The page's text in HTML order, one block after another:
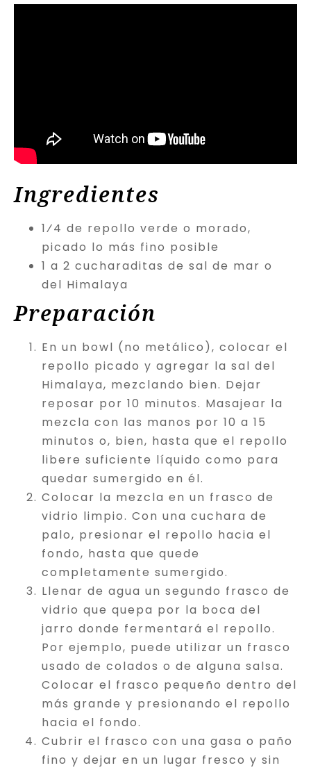
Ingredientes
1⁄4 de repollo verde o morado,
picado lo más fino posible
1 a 2 cucharaditas de sal de mar o
del Himalaya
Preparación
En un bowl (no metálico), colocar el
repollo picado y agregar la sal del
Himalaya, mezclando bien. Dejar
reposar por 10 minutos. Masajear la
mezcla con las manos por 10 a 15
minutos o, bien, hasta que el repollo
libere suficiente líquido como para
quedar sumergido en él.
Colocar la mezcla en un frasco de
vidrio limpio. Con una cuchara de
palo, presionar el repollo hacia el
fondo, hasta que quede
completamente sumergido.
Llenar de agua un segundo frasco de
vidrio que quepa por la boca del
jarro donde fermentará el repollo.
Por ejemplo, puede utilizar un frasco
usado de colados o de alguna salsa.
Colocar el frasco pequeño dentro del
más grande y presionando el repollo
hacia el fondo.
Cubrir el frasco con una gasa o paño
fino y dejar en un lugar fresco y sin